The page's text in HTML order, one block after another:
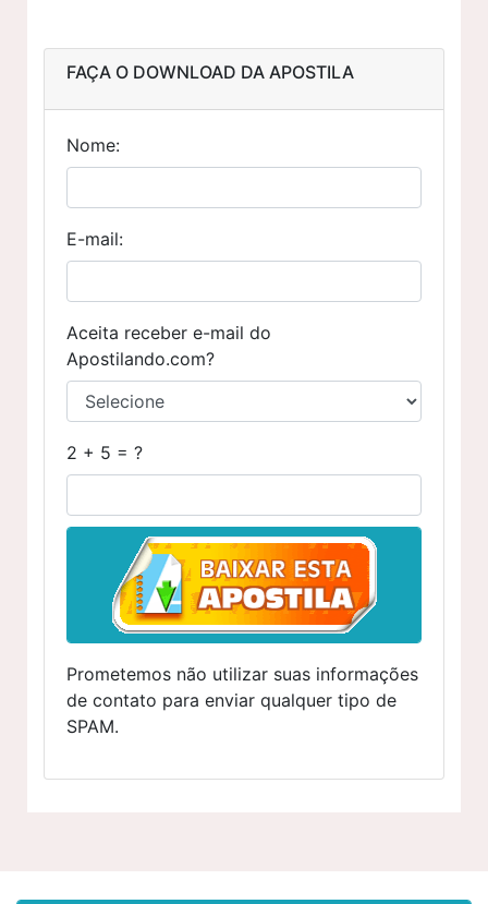
FAÇA O DOWNLOAD DA APOSTILA
Nome:
E-mail:
Aceita receber e-mail do
Apostilando.com?
2 + 5 = ?
Prometemos não utilizar suas informações
de contato para enviar qualquer tipo de
SPAM.